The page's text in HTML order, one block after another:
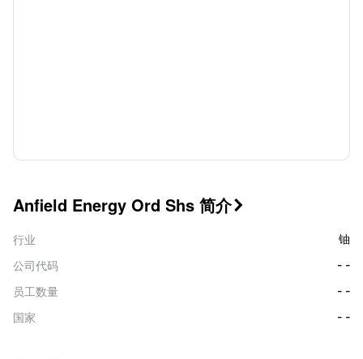
Anfield Energy Ord Shs 简介
行业
铀
公司代码
- -
员工数量
- -
国家
- -